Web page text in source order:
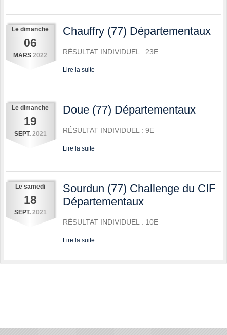
Le dimanche
06
MARS 2022
Chauffry (77) Départementaux
RÉSULTAT INDIVIDUEL : 23E
Lire la suite
Le dimanche
19
SEPT. 2021
Doue (77) Départementaux
RÉSULTAT INDIVIDUEL : 9E
Lire la suite
Le samedi
18
SEPT. 2021
Sourdun (77) Challenge du CIF
Départementaux
RÉSULTAT INDIVIDUEL : 10E
Lire la suite